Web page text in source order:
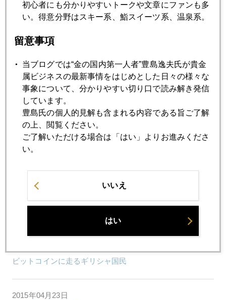
ゴールドサーベイのほうは、これから読み込むか。しかし、
2015年
1月 2月
7月 8月 9月 10月 11月 12月
2015年04月27日
ビットコインに走るギリシャ国民
2015年04月23日
初心者にも分かりやすいトークや文章にファンも多
い。得意分野はスキー系、鮨スイーツ系、温泉系。
留意事項
当ブログでは“金の国内第一人者”豊島逸夫氏が貴金
属ビジネスの最新事情をはじめとした日々の様々な
事象について、分かりやすい切り口で読み解き発信
しています。
豊島氏の個人的見解も含まれる内容である旨ご了解
の上、閲覧ください。
ご了解いただける場合は「はい」よりお進みくださ
い。
いいえ
はい